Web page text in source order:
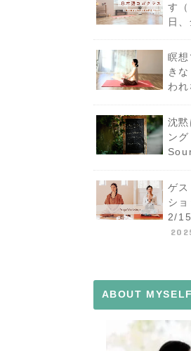
す
日
瞑
き
わ
沈
ン
ゲ
シ
2/
ABOUT MYSELF